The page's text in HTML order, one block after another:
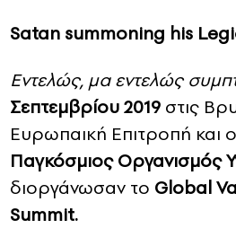
Satan summoning his
Eντελώς, μα εντελώς
Σεπτεμβρίου 2019 στις
Ευρωπαική Επιτροπή και
Παγκόσμιος Οργανισμός
διοργάνωσαν το Global
Summit.